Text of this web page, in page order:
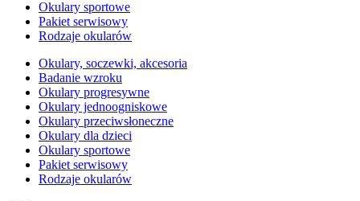
Okulary sportowe
Pakiet serwisowy
Rodzaje okularów
Okulary, soczewki, akcesoria
Badanie wzroku
Okulary progresywne
Okulary jednoogniskowe
Okulary przeciwsłoneczne
Okulary dla dzieci
Okulary sportowe
Pakiet serwisowy
Rodzaje okularów